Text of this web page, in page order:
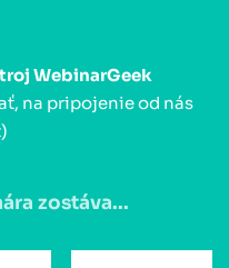
WebinarGeek
na pripojenie od nás
zostáva...